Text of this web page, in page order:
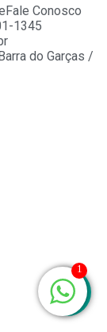
Fale Conosco
1345
do Garças /
1